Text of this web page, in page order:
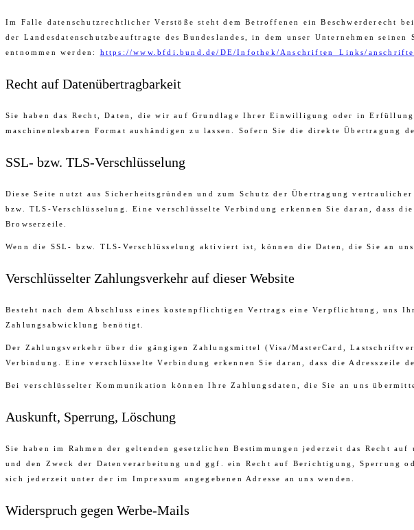
Im Falle datenschutzrechtlicher Verstöße steht dem Betroffenen ein Beschwerderecht
der Landesdatenschutzbeauftragte des Bundeslandes, in dem unser Unternehmen
entnommen werden: https://www.bfdi.bund.de/DE/Infothek/Anschriften_Links/
Recht auf Datenübertragbarkeit
Sie haben das Recht, Daten, die wir auf Grundlage Ihrer Einwilligung oder in
maschinenlesbaren Format aushändigen zu lassen. Sofern Sie die direkte
SSL- bzw. TLS-Verschlüsselung
Diese Seite nutzt aus Sicherheitsgründen und zum Schutz der Übertragung
bzw. TLS-Verschlüsselung. Eine verschlüsselte Verbindung erkennen Sie daran, dass
Browserzeile.
Wenn die SSL- bzw. TLS-Verschlüsselung aktiviert ist, können die Daten, die Sie an
Verschlüsselter Zahlungsverkehr auf dieser Website
Besteht nach dem Abschluss eines kostenpflichtigen Vertrags eine Verpflichtung, uns
Zahlungsabwicklung benötigt.
Der Zahlungsverkehr über die gängigen Zahlungsmittel (Visa/MasterCard,
Verbindung. Eine verschlüsselte Verbindung erkennen Sie daran, dass die Adresszeile
Bei verschlüsselter Kommunikation können Ihre Zahlungsdaten, die Sie an uns
Auskunft, Sperrung, Löschung
Sie haben im Rahmen der geltenden gesetzlichen Bestimmungen jederzeit das Recht
und den Zweck der Datenverarbeitung und ggf. ein Recht auf Berichtigung, Sperrung
sich jederzeit unter der im Impressum angegebenen Adresse an uns wenden.
Widerspruch gegen Werbe-Mails